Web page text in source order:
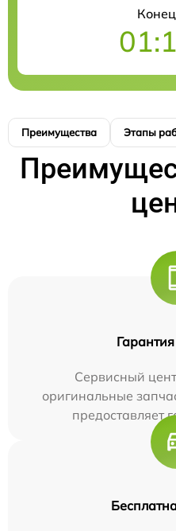
Преимущества Этапы
Сервисный
оригинальные
предоставляет